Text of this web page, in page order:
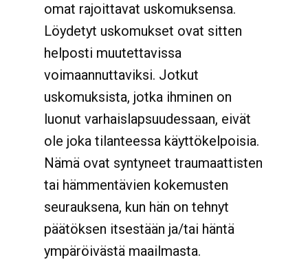
omat rajoittavat uskomuksensa.
Löydetyt uskomukset ovat sitten
helposti muutettavissa
voimaannuttaviksi. Jotkut
uskomuksista, jotka ihminen on
luonut varhaislapsuudessaan, eivät
ole joka tilanteessa käyttökelpoisia.
Nämä ovat syntyneet traumaattisten
tai hämmentävien kokemusten
seurauksena, kun hän on tehnyt
päätöksen itsestään ja/tai häntä
ympäröivästä maailmasta.